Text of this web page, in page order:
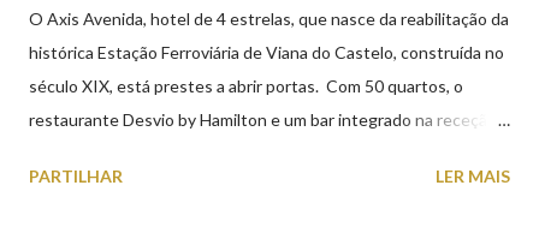
O Axis Avenida, hotel de 4 estrelas, que nasce da reabilitação da
histórica Estação Ferroviária de Viana do Castelo, construída no
século XIX, está prestes a abrir portas. Com 50 quartos, o
restaurante Desvio by Hamilton e um bar integrado na receção,
peças históricas cedidas pela IP Património que homenageiam a
PARTILHAR LER MAIS